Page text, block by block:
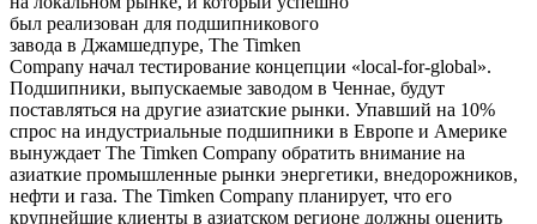
был реализован для подшипникового
завода в Джамшедпуре, The Timken
Company начал тестирование концепции «local-for-global».
Подшипники, выпускаемые заводом в Ченнае, будут
поставляться на другие азиатские рынки. Упавший на 10%
спрос на индустриальные подшипники в Европе и Америке
вынуждает The Timken Company обратить внимание на
азиаткие промышленные рынки энергетики, внедорожников,
нефти и газа. The Timken Company планирует, что его
крупнейшие клиенты в азиатском регионе должны оценить